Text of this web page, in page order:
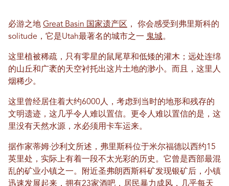
必游之地 Great Basin 国家遗产区 ， 你会感受到弗里斯科的
solitude，它是Utah最著名的城市之一 鬼城。
这里植被稀疏，只有零星的鼠尾草和低矮的灌木；远处连绵
的山丘和广袤的天空衬托出这片土地的渺小。而且，这里人
烟稀少。
这里曾经居住着大约6000人，考虑到当时的地形和残存的
文明遗迹，这几乎令人难以置信。更令人难以置信的是，这
里没有天然水源，水必须用卡车运来。
据作家蒂姆·沙利文所述，弗里斯科位于米尔福德以西约15
英里处，实际上有着一段不太光彩的历史。它曾是西部最混
乱的矿业小镇之一。附近圣弗朗西斯科矿发现银矿后，小镇
迅速发展起来，拥有23家酒吧，居民暴力成风，几乎每天